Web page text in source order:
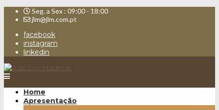
Seg. a Sex : 09:00 - 18:00
jlm@jlm.com.pt
facebook
instagram
linkedin
Home
Apresentação